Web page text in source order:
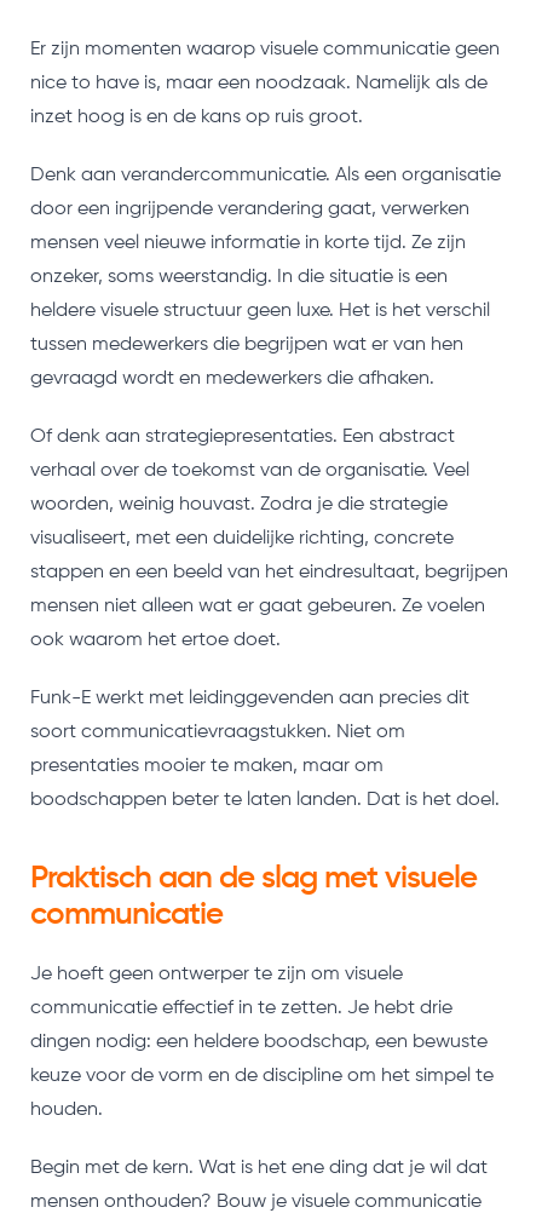
Er zijn momenten waarop visuele communicatie geen
nice to have is, maar een noodzaak. Namelijk als de
inzet hoog is en de kans op ruis groot.
Denk aan verandercommunicatie. Als een organisatie
door een ingrijpende verandering gaat, verwerken
mensen veel nieuwe informatie in korte tijd. Ze zijn
onzeker, soms weerstandig. In die situatie is een
heldere visuele structuur geen luxe. Het is het verschil
tussen medewerkers die begrijpen wat er van hen
gevraagd wordt en medewerkers die afhaken.
Of denk aan strategiepresentaties. Een abstract
verhaal over de toekomst van de organisatie. Veel
woorden, weinig houvast. Zodra je die strategie
visualiseert, met een duidelijke richting, concrete
stappen en een beeld van het eindresultaat, begrijpen
mensen niet alleen wat er gaat gebeuren. Ze voelen
ook waarom het ertoe doet.
Funk-E werkt met leidinggevenden aan precies dit
soort communicatievraagstukken. Niet om
presentaties mooier te maken, maar om
boodschappen beter te laten landen. Dat is het doel.
Praktisch aan de slag met visuele
communicatie
Je hoeft geen ontwerper te zijn om visuele
communicatie effectief in te zetten. Je hebt drie
dingen nodig: een heldere boodschap, een bewuste
keuze voor de vorm en de discipline om het simpel te
houden.
Begin met de kern. Wat is het ene ding dat je wil dat
mensen onthouden? Bouw je visuele communicatie